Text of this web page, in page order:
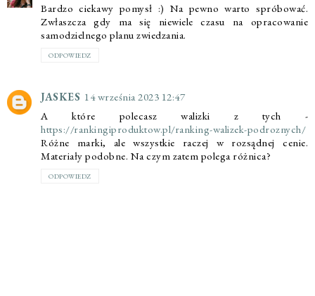
Bardzo ciekawy pomysł :) Na pewno warto spróbować.
Zwłaszcza gdy ma się niewiele czasu na opracowanie
samodzielnego planu zwiedzania.
ODPOWIEDZ
JASKES 14 września 2023 12:47
A które polecasz walizki z tych -
https://rankingiproduktow.pl/ranking-walizek-podroznych/
Różne marki, ale wszystkie raczej w rozsądnej cenie.
Materiały podobne. Na czym zatem polega różnica?
ODPOWIEDZ